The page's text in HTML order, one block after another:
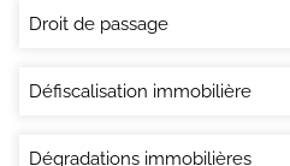
Droit de passage
Défiscalisation immobilière
Dégradations immobilières